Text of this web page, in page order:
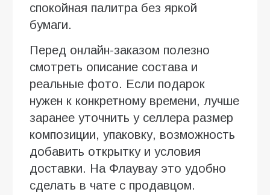
спокойная палитра без яркой
бумаги.
Перед онлайн-заказом полезно
смотреть описание состава и
реальные фото. Если подарок
нужен к конкретному времени, лучше
заранее уточнить у селлера размер
композиции, упаковку, возможность
добавить открытку и условия
доставки. На Флаувау это удобно
сделать в чате с продавцом.